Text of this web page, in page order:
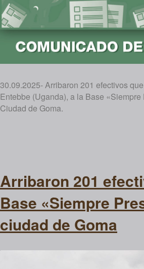
30.09.2025- Arribaron 201 efectivos
Entebbe (Uganda), a la Base
Ciudad de Goma.
Arribaron 201
Base «Siempre
ciudad de Goma